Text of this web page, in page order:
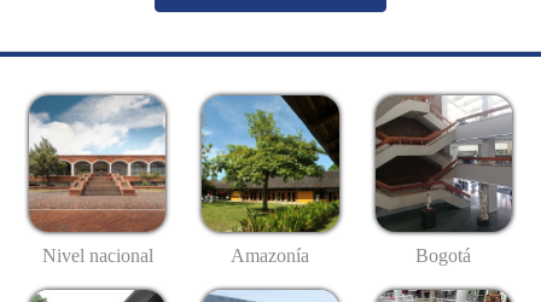
Nivel nacional Amazonía Bogotá